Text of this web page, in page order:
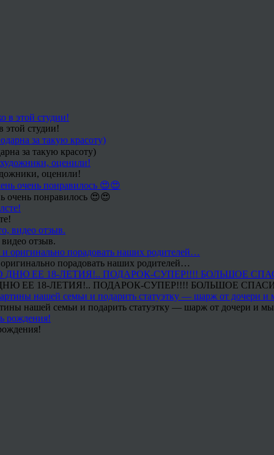
этой студии!
за такую красоту)
оценили!
очень понравилось 😍😍
отзыв.
порадовать наших родителей…
ЕЕ 18-ЛЕТИЯ!.. ПОДАРОК-СУПЕР!!!! БОЛЬШОЕ
нашей семьи и подарить статуэтку — шарж от дочери и